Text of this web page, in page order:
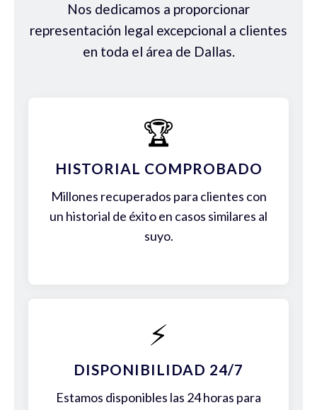
Nos dedicamos a proporcionar
representación legal excepcional a clientes
en toda el área de Dallas.
🏆
HISTORIAL COMPROBADO
Millones recuperados para clientes con
un historial de éxito en casos similares al
suyo.
⚡
DISPONIBILIDAD 24/7
Estamos disponibles las 24 horas para